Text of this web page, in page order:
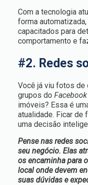
Com a tecnologia
forma
capacitados para
comportamento e
#2. Redes
Você já viu fotos de
grupos do Facebook
imóveis? Essa é
atualidade. Ficar de
uma decisão
Pense nas redes
seu negócio. Elas
os encaminha para
local onde devem
suas dúvidas e